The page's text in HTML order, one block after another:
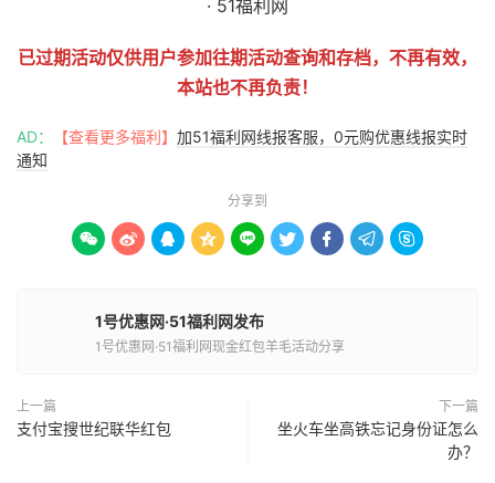
已过期活动仅供用户参加往期活动查询和存档，不再有效，
本站也不再负责！
AD： 【查看更多福利】 加51福利网线报客服，0元购优惠线报实时
通知
分享到
        
1号优惠网·51福利网发布
1号优惠网·51福利网现金红包羊毛活动分享
上一篇
支付宝搜世纪联华红包
下一篇
坐火车坐高铁忘记身份证怎么
办？